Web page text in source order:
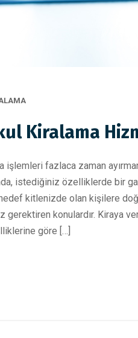
Kiralama
işlemleri fazlaca zaman
istediğiniz özelliklerde bir
kitlenizde olan kişilere
gerektiren konulardır. Kiraya
göre […]